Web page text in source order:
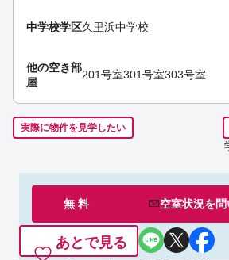
中学校学区久里浜中学校
他の空き部
屋
201号室301号室303号室
実際に物件を見学したい
無 料 空室状況を問
あとで見る